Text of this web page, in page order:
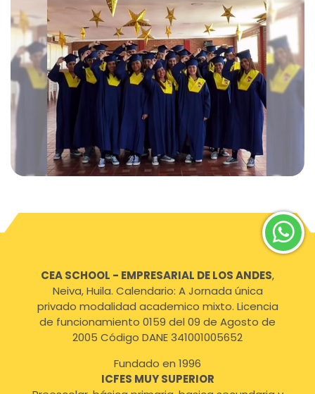
CEA SCHOOL - EMPRESARIAL DE LOS ANDES,
Neiva, Huila. Calendario: A Jornada única
privado modalidad academico mixto. Licencia
de funcionamiento 0159 del 09 de Agosto de
2005 Código DANE 341001005652
Fundado en 1996
ICFES MUY SUPERIOR